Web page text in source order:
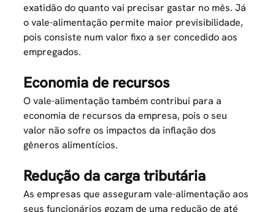
exatidão do quanto vai precisar gastar no mês. Já
o vale-alimentação permite maior previsibilidade,
pois consiste num valor fixo a ser concedido aos
empregados.
Economia de recursos
O vale-alimentação também contribui para a
economia de recursos da empresa, pois o seu
valor não sofre os impactos da inflação dos
gêneros alimentícios.
Redução da carga tributária
As empresas que asseguram vale-alimentação aos
seus funcionários gozam de uma redução de até